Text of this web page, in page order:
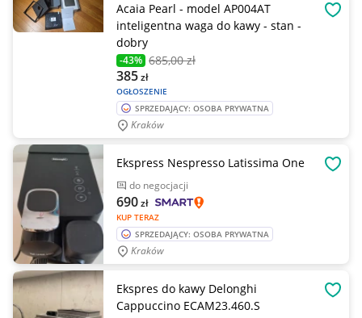
Acaia Pearl - model AP004AT
inteligentna waga do kawy - stan -
dobry
-43% 685,00 zł
OGŁOSZENIE
385zł
SPRZEDAJĄCY: OSOBA PRYWATNA
Kraków
Ekspress Nespresso Latissima One
do negocjacji
KUP TERAZ
690zł
SPRZEDAJĄCY: OSOBA PRYWATNA
Kraków
Ekspres do kawy Delonghi
Cappuccino ECAM23.460.S